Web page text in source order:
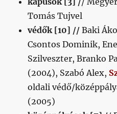
Tomás Tujvel
védők [10] // Baki
Csontos Dominik,
Szilveszter, Branko
(2004), Szabó Alex,
oldali védő/
(2005)